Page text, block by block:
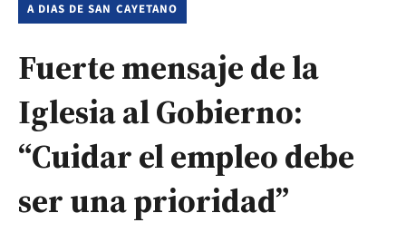
A DIAS DE SAN CAYETANO
Fuerte mensaje de la
Iglesia al Gobierno:
“Cuidar el empleo debe
ser una prioridad”